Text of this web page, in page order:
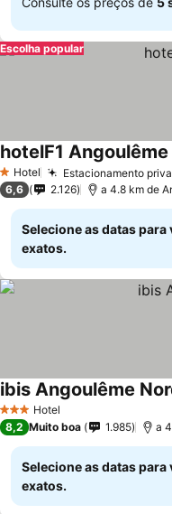
Escolha popular
1 Estrelas
Hotel Estacionamento
hotelF1 Angoulême
6,6 2.126 a 4.8 km de
Selecione as datas para
exatos.
3 EstrelasHotel
ibis Angoulême
8,2 Muito boa 1.985
Selecione as datas para
exatos.